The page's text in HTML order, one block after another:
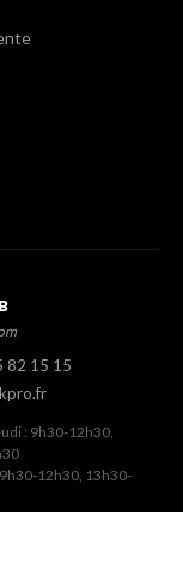
82 15 15
: 9h30-12h30,
12h30, 13h30-